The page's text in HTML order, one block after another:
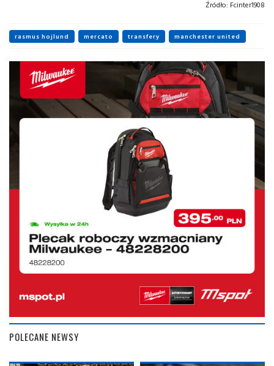
Źródło: Fcinter1908
rasmus hojlund mercato transfery manchester united
POLECANE NEWSY